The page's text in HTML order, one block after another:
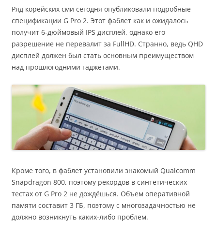
Ряд корейских сми сегодня опубликовали подробные
спецификации G Pro 2. Этот фаблет как и ожидалось
получит 6-дюймовый IPS дисплей, однако его
разрешение не перевалит за FullHD. Странно, ведь QHD
дисплей должен был стать основным преимуществом
над прошлогодними гаджетами.
Кроме того, в фаблет установили знакомый Qualcomm
Snapdragon 800, поэтому рекордов в синтетических
тестах от G Pro 2 не дождёшься. Объем оперативной
памяти составит 3 ГБ, поэтому с многозадачностью не
должно возникнуть каких-либо проблем.